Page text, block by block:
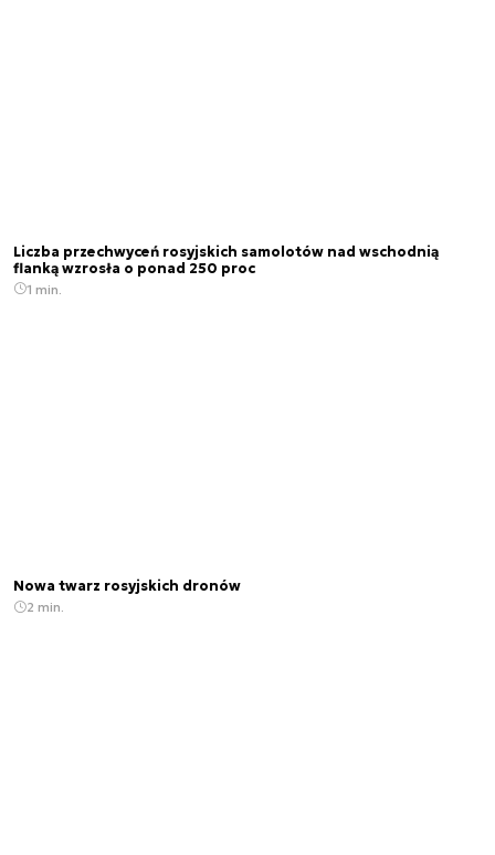
Liczba przechwyceń rosyjskich samolotów nad wschodnią
flanką wzrosła o ponad 250 proc
1 min.
Nowa twarz rosyjskich dronów
2 min.